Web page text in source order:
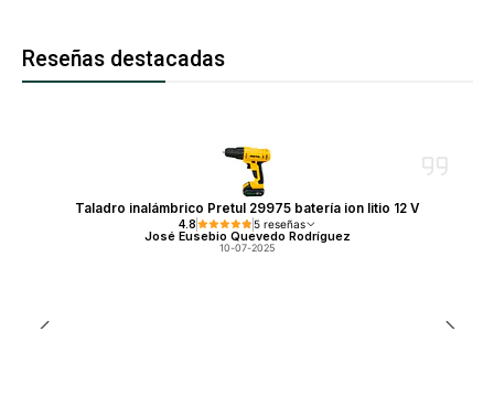
Reseñas destacadas
Taladro inalámbrico Pretul 29975 batería ion litio 12 V
4.8 5 reseñas
José Eusebio Quevedo Rodríguez
10-07-2025